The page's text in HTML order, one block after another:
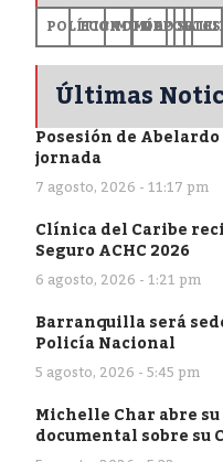
POLÍTICA
ECONOMÍA
MUNDODEPORTES
Últimas
Posesión de
jornada
7 agosto, 2026 - 11:17 pm
Clínica del Caribe
Seguro ACHC 2026
6 agosto, 2026 - 1:21 pm
Barranquilla será
Policía Nacional
5 agosto, 2026 - 5:45 pm
Michelle Char abre
documental sobre